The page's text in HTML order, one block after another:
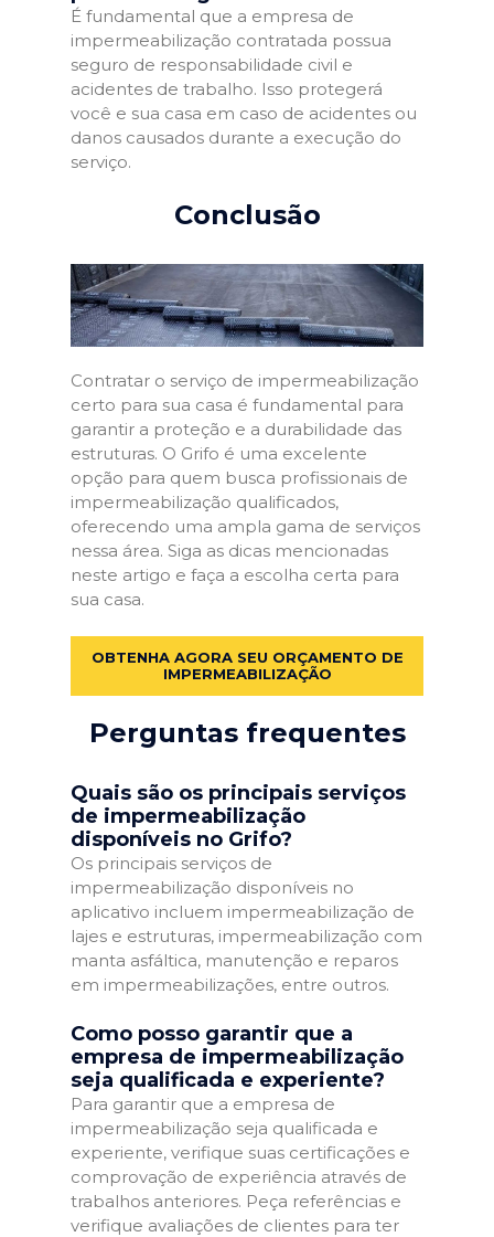
É fundamental que a empresa de
impermeabilização contratada possua
seguro de responsabilidade civil e
acidentes de trabalho. Isso protegerá
você e sua casa em caso de acidentes ou
danos causados durante a execução do
serviço.
Conclusão
Contratar o serviço de impermeabilização
certo para sua casa é fundamental para
garantir a proteção e a durabilidade das
estruturas. O Grifo é uma excelente
opção para quem busca profissionais de
impermeabilização qualificados,
oferecendo uma ampla gama de serviços
nessa área. Siga as dicas mencionadas
neste artigo e faça a escolha certa para
sua casa.
OBTENHA AGORA SEU ORÇAMENTO DE
IMPERMEABILIZAÇÃO
Perguntas frequentes
Quais são os principais serviços
de impermeabilização
disponíveis no Grifo?
Os principais serviços de
impermeabilização disponíveis no
aplicativo incluem impermeabilização de
lajes e estruturas, impermeabilização com
manta asfáltica, manutenção e reparos
em impermeabilizações, entre outros.
Como posso garantir que a
empresa de impermeabilização
seja qualificada e experiente?
Para garantir que a empresa de
impermeabilização seja qualificada e
experiente, verifique suas certificações e
comprovação de experiência através de
trabalhos anteriores. Peça referências e
verifique avaliações de clientes para ter